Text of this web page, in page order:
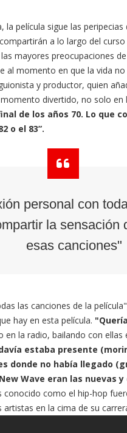
película sigue las
a lo largo del
mayores preocupaciones
al momento en que la vida
y productor, quien
divertido, no solo
de los años 70. Lo que
o el 83”.
personal con
la sensación
esas canciones"
las canciones de la
hay en esta película.
en la radio, bailando con
estaba presente
donde no había llegado
Wave eran las nuevas
como el hip-hop
en la cima de su